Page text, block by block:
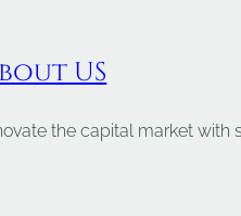
US
the capital market with